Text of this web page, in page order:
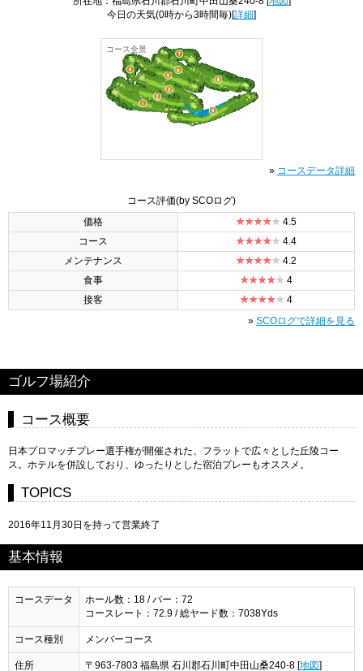
今日の天気(0時から3時間毎)[詳細]
コース全景
» コースデータ詳細
コース評価(by SCOログ)
価格
4.5
コース
4.4
メンテナンス
4.2
食事
4
接客
4
» SCOログで詳細を見る
ゴルフ場紹介
コース概要
日本プロマッチプレー選手権が開催された、フラットで広々とした丘陵コー
ス。ホテルを併設しており、ゆったりとした宿泊プレーもオススメ。
TOPICS
2016年11月30日を持って営業終了
基本情報
コースデータ
ホール数：18 / パー：72
コースレート：72.9 / 総ヤード数：7038Yds
コース種別 メンバーコース
住所 〒963-7803 福島県 石川郡石川町中田山桑240-8 [地図]